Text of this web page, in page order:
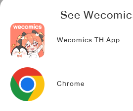
See
Wecomics TH App
Chrome
รายละเอียด